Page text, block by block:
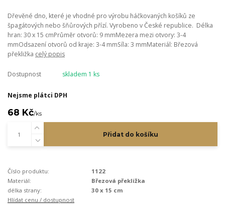
Dřevěné dno, které je vhodné pro výrobu háčkovaných košíků ze
špagátových nebo šňůrových přízí. Vyrobeno v České republice. Délka
hran: 30 x 15 cmPrůměr otvorů: 9 mmMezera mezi otvory: 3-4
mmOdsazení otvorů od kraje: 3-4 mmSíla: 3 mmMateriál: Březová
překližka celý popis
Dostupnost skladem 1 ks
Nejsme plátci DPH
68 Kč/ks
Přidat do košíku
Číslo produktu:
1122
Materiál:
Březová překližka
délka strany:
30 x 15 cm
Hlídat cenu / dostupnost